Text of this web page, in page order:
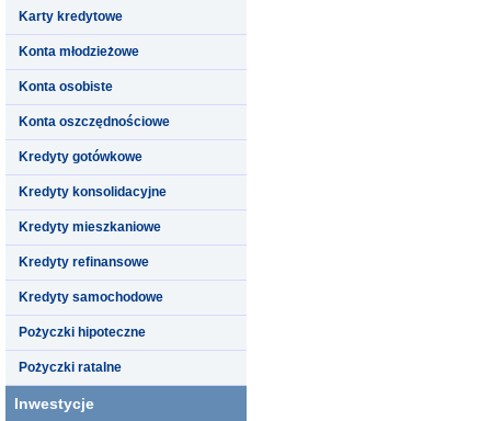
Karty kredytowe
Konta młodzieżowe
Konta osobiste
Konta oszczędnościowe
Kredyty gotówkowe
Kredyty konsolidacyjne
Kredyty mieszkaniowe
Kredyty refinansowe
Kredyty samochodowe
Pożyczki hipoteczne
Pożyczki ratalne
Inwestycje